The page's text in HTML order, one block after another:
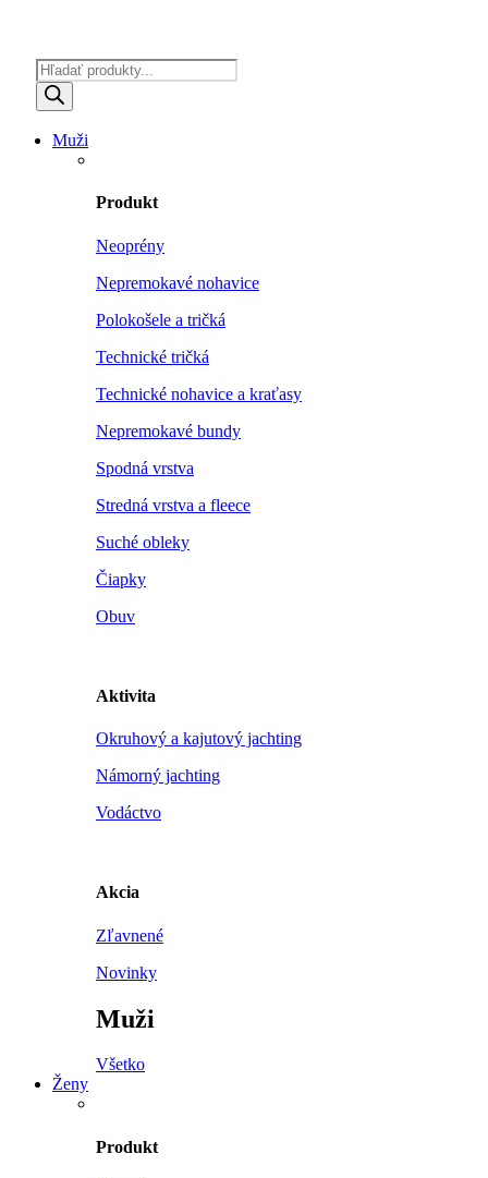
Products
search
Muži
Produkt
Neoprény
Nepremokavé nohavice
Polokošele a tričká
Technické tričká
Technické nohavice a kraťasy
Nepremokavé bundy
Spodná vrstva
Stredná vrstva a fleece
Suché obleky
Čiapky
Obuv
Aktivita
Okruhový a kajutový jachting
Námorný jachting
Vodáctvo
Akcia
Zľavnené
Novinky
Muži
Všetko
Ženy
Produkt